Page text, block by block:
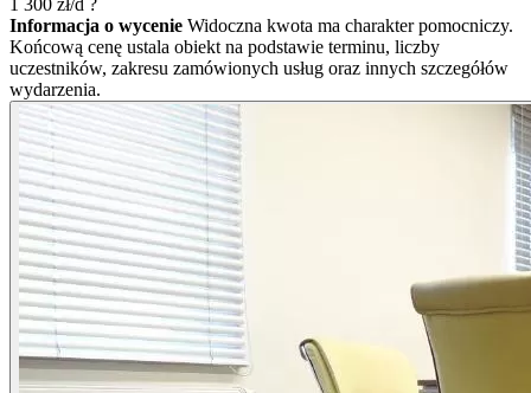
Informacja o wycenie Widoczna kwota ma charakter pomocniczy.
Końcową cenę ustala obiekt na podstawie terminu, liczby
uczestników, zakresu zamówionych usług oraz innych szczegółów
wydarzenia.